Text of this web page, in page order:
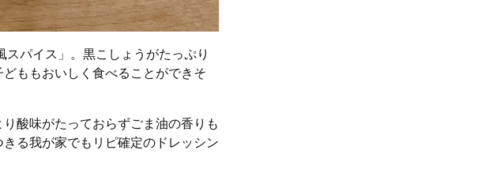
パイス」。黒こしょうがたっぷり
ももおいしく食べることができそ
酸味がたっておらずごま油の香りも
る我が家でもリピ確定のドレッシン